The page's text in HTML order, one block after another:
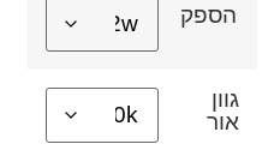
הספק
גוון
אור